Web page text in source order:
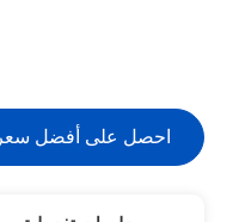
احصل على أفضل سعر